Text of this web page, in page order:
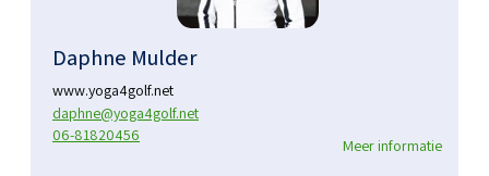
Daphne Mulder
www.yoga4golf.net
daphne@yoga4golf.net
06-81820456
Meer informatie